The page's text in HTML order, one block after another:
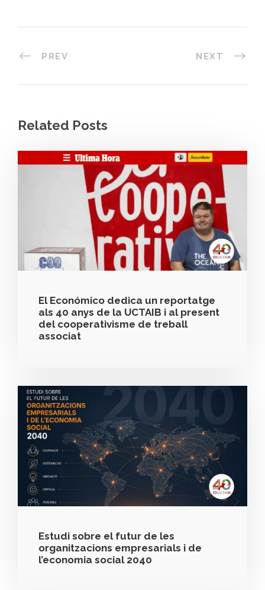
PREV NEXT
Related Posts
El Económico dedica un reportatge
als 40 anys de la UCTAIB i al present
del cooperativisme de treball
associat
Estudi sobre el futur de les
organitzacions empresarials i de
l’economia social 2040